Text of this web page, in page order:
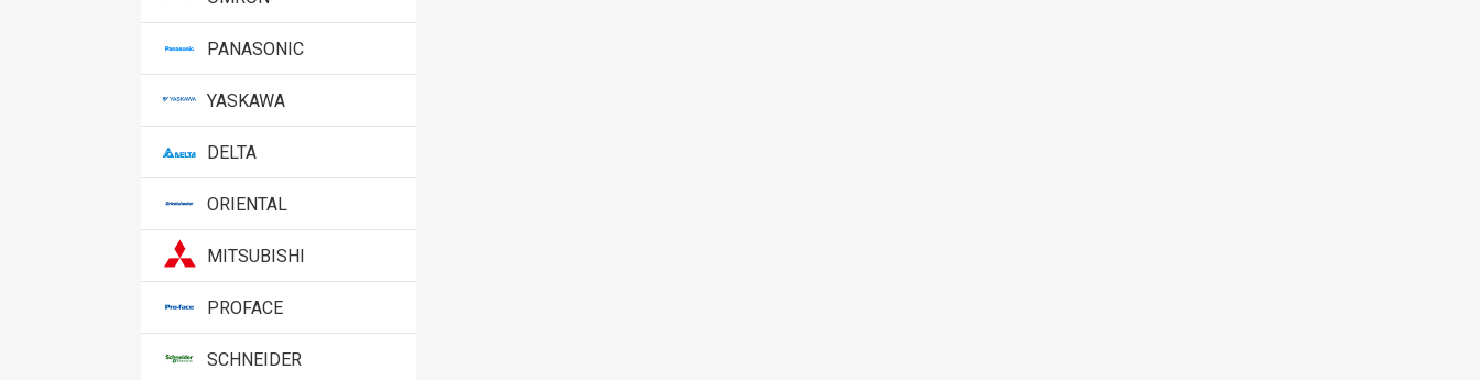
PANASONIC
YASKAWA
DELTA
ORIENTAL
MITSUBISHI
PROFACE
SCHNEIDER